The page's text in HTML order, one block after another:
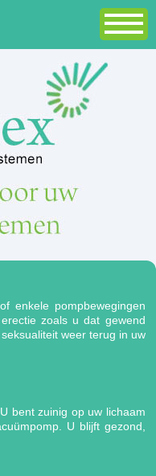
enkele pompbewegingen
zoals u dat gewend
weer terug in uw
bent zuinig op uw lichaam
U blijft gezond,